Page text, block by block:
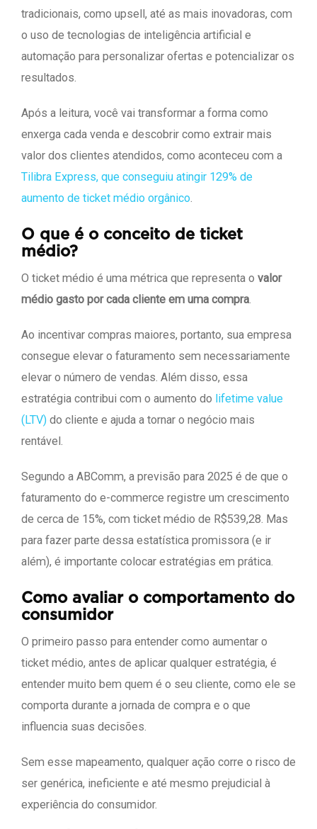
tradicionais, como upsell, até as mais inovadoras, com
o uso de tecnologias de inteligência artificial e
automação para personalizar ofertas e potencializar os
resultados.
Após a leitura, você vai transformar a forma como
enxerga cada venda e descobrir como extrair mais
valor dos clientes atendidos, como aconteceu com a
Tilibra Express, que conseguiu atingir 129% de
aumento de ticket médio orgânico.
O que é o conceito de ticket
médio?
O ticket médio é uma métrica que representa o valor
médio gasto por cada cliente em uma compra.
Ao incentivar compras maiores, portanto, sua empresa
consegue elevar o faturamento sem necessariamente
elevar o número de vendas. Além disso, essa
estratégia contribui com o aumento do lifetime value
(LTV) do cliente e ajuda a tornar o negócio mais
rentável.
Segundo a ABComm, a previsão para 2025 é de que o
faturamento do e-commerce registre um crescimento
de cerca de 15%, com ticket médio de R$539,28. Mas
para fazer parte dessa estatística promissora (e ir
além), é importante colocar estratégias em prática.
Como avaliar o comportamento do
consumidor
O primeiro passo para entender como aumentar o
ticket médio, antes de aplicar qualquer estratégia, é
entender muito bem quem é o seu cliente, como ele se
comporta durante a jornada de compra e o que
influencia suas decisões.
Sem esse mapeamento, qualquer ação corre o risco de
ser genérica, ineficiente e até mesmo prejudicial à
experiência do consumidor.